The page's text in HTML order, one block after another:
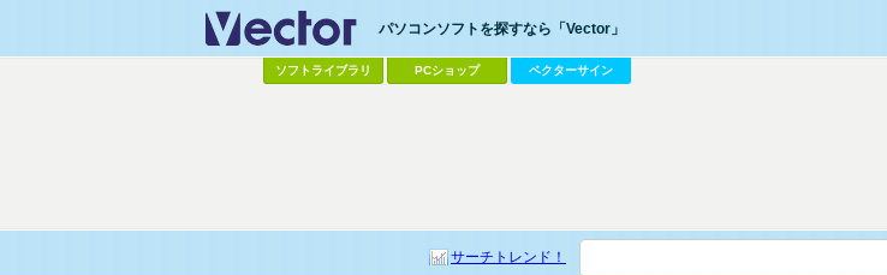
パソコンソフトを探すなら「Vector」
ソフトライブラリ PCショップ ベクターサイン
サーチトレンド！